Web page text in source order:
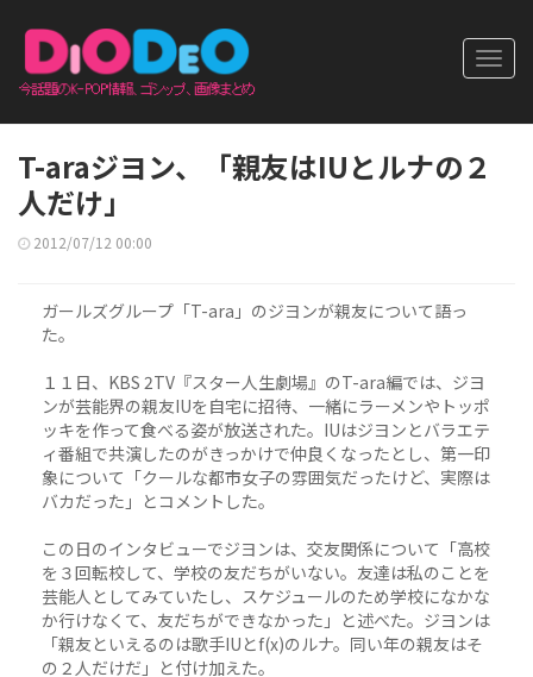
T-araジヨン、「親友はIUとルナの２
人だけ」
2012/07/12 00:00
ガールズグループ「T-ara」のジヨンが親友について語っ
た。
１１日、KBS 2TV『スター人生劇場』のT-ara編では、ジヨ
ンが芸能界の親友IUを自宅に招待、一緒にラーメンやトッポ
ッキを作って食べる姿が放送された。IUはジヨンとバラエテ
ィ番組で共演したのがきっかけで仲良くなったとし、第一印
象について「クールな都市女子の雰囲気だったけど、実際は
バカだった」とコメントした。
この日のインタビューでジヨンは、交友関係について「高校
を３回転校して、学校の友だちがいない。友達は私のことを
芸能人としてみていたし、スケジュールのため学校になかな
か行けなくて、友だちができなかった」と述べた。ジヨンは
「親友といえるのは歌手IUとf(x)のルナ。同い年の親友はそ
の２人だけだ」と付け加えた。